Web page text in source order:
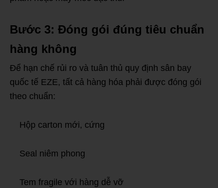
Bước 3: Đóng gói đúng tiêu chuẩn
hàng không
Để hạn chế rủi ro và tuân thủ quy định sân bay
quốc tế EZE, tất cả hàng hóa phải được đóng gói
theo chuẩn:
Hộp carton mới, cứng
Seal niêm phong
Tem fragile với hàng dễ vỡ